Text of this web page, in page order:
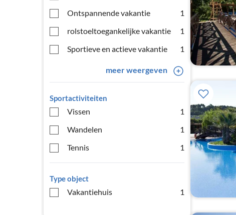
Ontspannende vakantie
1
rolstoeltoegankelijke vakantie
1
Sportieve en actieve vakantie
1
meer weergeven
Sportactiviteiten
Vissen
1
Wandelen
1
Tennis
1
Type object
Vakantiehuis 1